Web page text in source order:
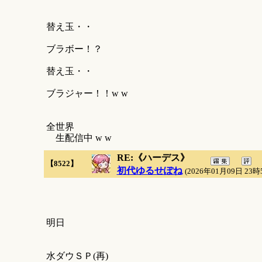
替え玉・・
ブラボー！？
替え玉・・
ブラジャー！！w w
全世界
生配信中 w w
【8522】
RE:《ハーデス》
初代ゆるせぽね (2026年01月09日 23時
明日
水ダウＳＰ(再)